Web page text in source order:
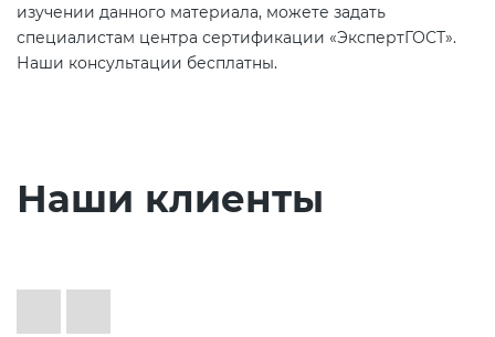
изучении данного материала, можете задать
специалистам центра сертификации «ЭкспертГОСТ».
Наши консультации бесплатны.
Наши клиенты